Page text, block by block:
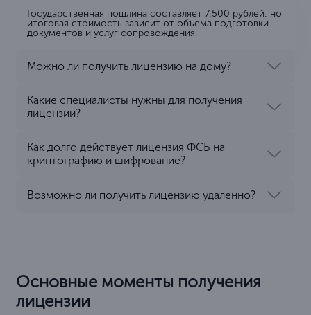
Государственная пошлина составляет 7,500 рублей, но
итоговая стоимость зависит от объема подготовки
документов и услуг сопровождения.
Можно ли получить лицензию на дому?
Какие специалисты нужны для получения
лицензии?
Как долго действует лицензия ФСБ на
криптографию и шифрование?
Возможно ли получить лицензию удаленно?
Основные моменты получения
лицензии